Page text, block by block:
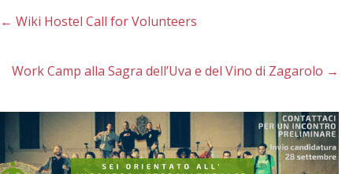
← Wiki Hostel Call for Volunteers
Work Camp alla Sagra dell’Uva e del Vino di Zagarolo →